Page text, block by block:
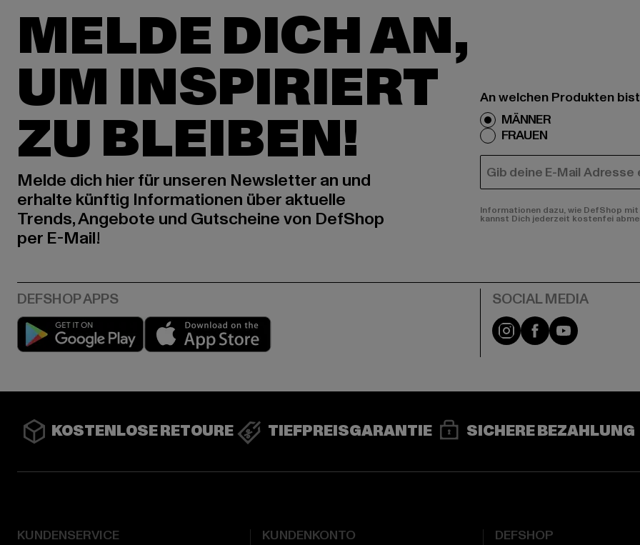
MELDE DICH AN,
UM INSPIRIERT
ZU BLEIBEN!
Melde dich hier für unseren Newsletter an und
erhalte künftig Informationen über aktuelle
Trends, Angebote und Gutscheine von DefShop
per E-Mail!
An welchen Produkten
MÄNNER
FRAUEN
E-MAIL
Informationen dazu, wie DefShop
kannst Dich jederzeit kostenfei
Play market Instagram
FacebookYouTube
KOSTENLOSE RETOURE TIEFPREISGARANTIE SICHERE BEZAHLUNG
KUNDENSERVICE KUNDENKONTO DEFSHOP